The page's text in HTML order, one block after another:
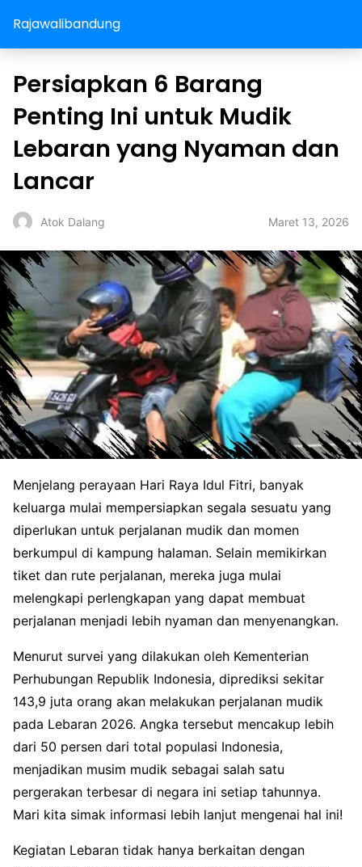
Rajawalibandung
Persiapkan 6 Barang
Penting Ini untuk Mudik
Lebaran yang Nyaman dan
Lancar
Atok Dalang Maret 13, 2026
Menjelang perayaan Hari Raya Idul Fitri, banyak
keluarga mulai mempersiapkan segala sesuatu yang
diperlukan untuk perjalanan mudik dan momen
berkumpul di kampung halaman. Selain memikirkan
tiket dan rute perjalanan, mereka juga mulai
melengkapi perlengkapan yang dapat membuat
perjalanan menjadi lebih nyaman dan menyenangkan.
Menurut survei yang dilakukan oleh Kementerian
Perhubungan Republik Indonesia, diprediksi sekitar
143,9 juta orang akan melakukan perjalanan mudik
pada Lebaran 2026. Angka tersebut mencakup lebih
dari 50 persen dari total populasi Indonesia,
menjadikan musim mudik sebagai salah satu
pergerakan terbesar di negara ini setiap tahunnya.
Mari kita simak informasi lebih lanjut mengenai hal ini!
Kegiatan Lebaran tidak hanya berkaitan dengan